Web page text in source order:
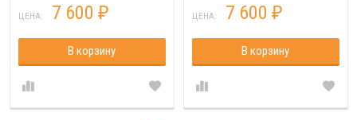
ЦЕНА: 7 600 ₽
В корзину
ЦЕНА: 7 600 ₽
В корзину